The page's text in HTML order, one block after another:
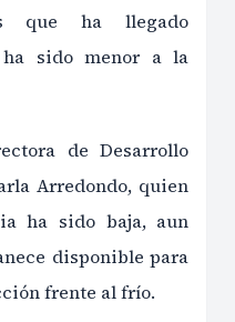
que ha llegado
sido menor a la
de Desarrollo
Arredondo, quien
ha sido baja, aun
disponible para
frente al frío.